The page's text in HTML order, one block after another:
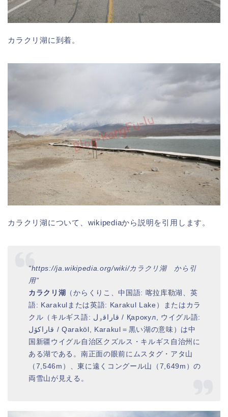
カラクリ湖に到着。
カラクリ湖について、wikipediaから説明を引用します。
“https://ja.wikipedia.org/wiki/カラクリ湖 から引
用”
カラクリ湖
（からくりこ、中国語: 喀拉库勒湖、英
語: Karakulまたは英語: Karakul Lake）またはカラ
クル（キルギス語: قاراقۅل / Қарoкул, ウイグル語:
قاراكۆل / Qaraköl, Karakul＝黒い湖の意味）は中
国新疆ウイグル自治区クズルス・キルギス自治州に
ある湖である。南正面の眼前にムスタグ・アタ山
（7,546m）、東に遠くコングール山（7,649m）の
両雪山が見える。